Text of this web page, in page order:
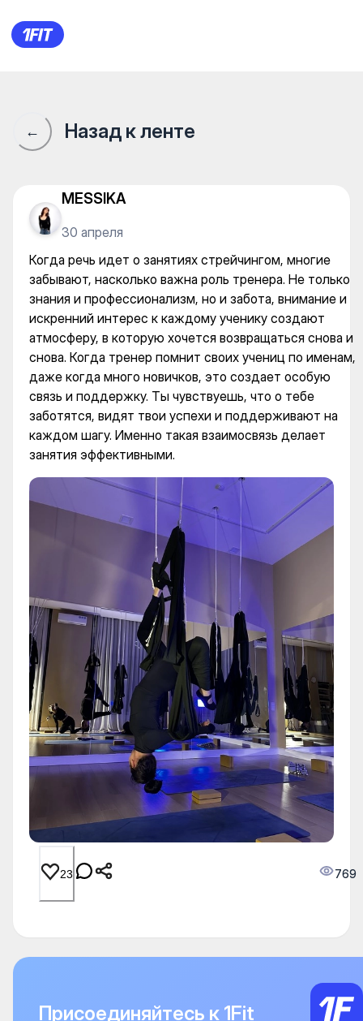
Когда речь идет о
← Назад к ленте
MESSIKA
30 апреля
Когда речь идет о занятиях стрейчингом, многие
забывают, насколько важна роль тренера. Не только
знания и профессионализм, но и забота, внимание и
искренний интерес к каждому ученику создают
атмосферу, в которую хочется возвращаться снова и
снова. Когда тренер помнит своих учениц по именам,
даже когда много новичков, это создает особую
связь и поддержку. Ты чувствуешь, что о тебе
заботятся, видят твои успехи и поддерживают на
каждом шагу. Именно такая взаимосвязь делает
занятия эффективными.
23 769
Присоединяйтесь к 1Fit